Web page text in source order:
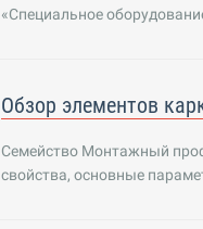
«Специальное
Обзор элементов
Семейство Монтажный
свойства, основные